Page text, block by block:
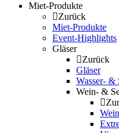
Miet-Produkte
Zurück
Miet-Produkte
Event-Highlights
Gläser
Zurück
Gläser
Wasser- &
Wein- &